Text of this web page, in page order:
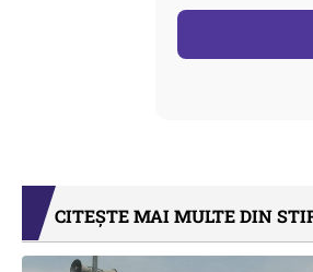
CITEȘTE MAI MULTE DIN